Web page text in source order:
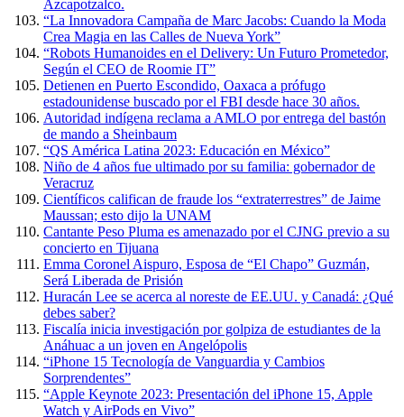
Azcapotzalco.
“La Innovadora Campaña de Marc Jacobs: Cuando la Moda
Crea Magia en las Calles de Nueva York”
“Robots Humanoides en el Delivery: Un Futuro Prometedor,
Según el CEO de Roomie IT”
Detienen en Puerto Escondido, Oaxaca a prófugo
estadounidense buscado por el FBI desde hace 30 años.
Autoridad indígena reclama a AMLO por entrega del bastón
de mando a Sheinbaum
“QS América Latina 2023: Educación en México”
Niño de 4 años fue ultimado por su familia: gobernador de
Veracruz
Científicos califican de fraude los “extraterrestres” de Jaime
Maussan; esto dijo la UNAM
Cantante Peso Pluma es amenazado por el CJNG previo a su
concierto en Tijuana
Emma Coronel Aispuro, Esposa de “El Chapo” Guzmán,
Será Liberada de Prisión
Huracán Lee se acerca al noreste de EE.UU. y Canadá: ¿Qué
debes saber?
Fiscalía inicia investigación por golpiza de estudiantes de la
Anáhuac a un joven en Angelópolis
“iPhone 15 Tecnología de Vanguardia y Cambios
Sorprendentes”
“Apple Keynote 2023: Presentación del iPhone 15, Apple
Watch y AirPods en Vivo”